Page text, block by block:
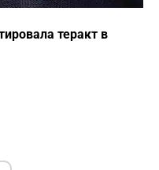
теракт в